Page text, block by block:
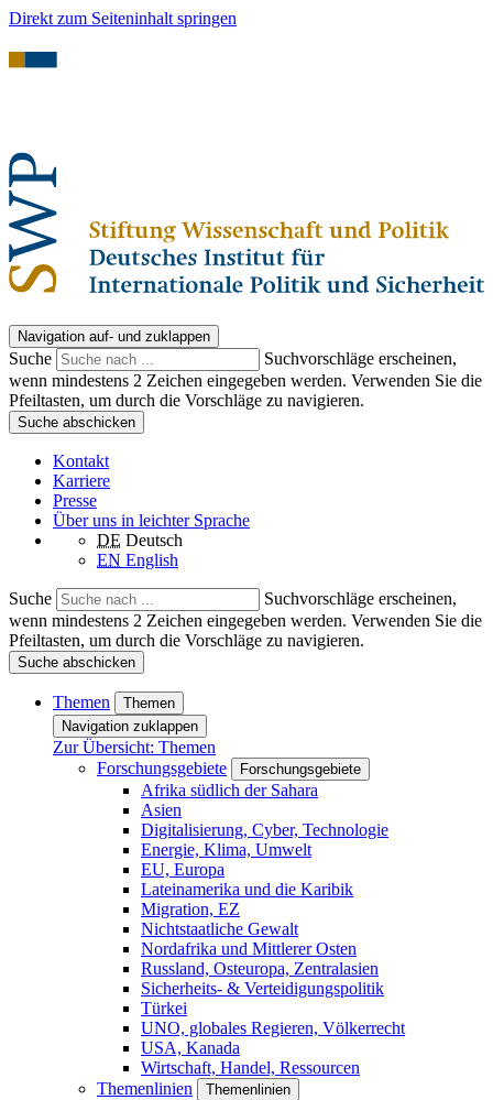
Direkt zum Seiteninhalt springen
Navigation auf- und zuklappen
Suche
Suchvorschläge erscheinen,
wenn mindestens 2 Zeichen eingegeben werden. Verwenden Sie die
Pfeiltasten, um durch die Vorschläge zu navigieren.
Suche abschicken
Kontakt
Karriere
Presse
Über uns in leichter Sprache
DE Deutsch
EN English
Suche
Suchvorschläge erscheinen,
wenn mindestens 2 Zeichen eingegeben werden. Verwenden Sie die
Pfeiltasten, um durch die Vorschläge zu navigieren.
Suche abschicken
Themen
Themen
Navigation zuklappen
Zur Übersicht: Themen
Forschungsgebiete
Forschungsgebiete
Afrika südlich der Sahara
Asien
Digitalisierung, Cyber, Technologie
Energie, Klima, Umwelt
EU, Europa
Lateinamerika und die Karibik
Migration, EZ
Nichtstaatliche Gewalt
Nordafrika und Mittlerer Osten
Russland, Osteuropa, Zentralasien
Sicherheits- & Verteidigungspolitik
Türkei
UNO, globales Regieren, Völkerrecht
USA, Kanada
Wirtschaft, Handel, Ressourcen
Themenlinien
Themenlinien